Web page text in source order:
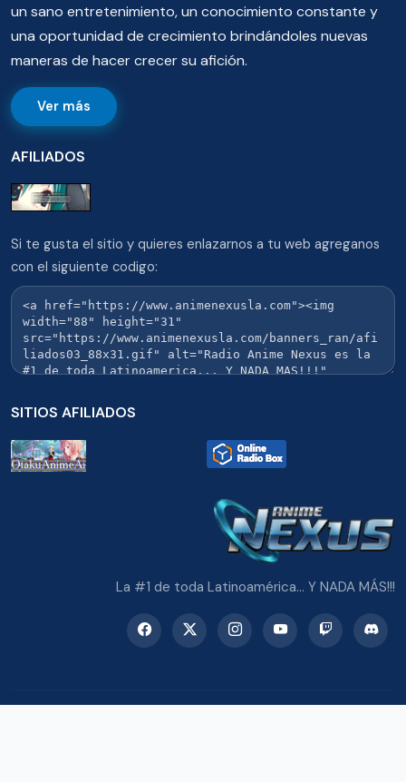
un sano entretenimiento, un conocimiento constante y
una oportunidad de crecimiento brindándoles nuevas
maneras de hacer crecer su afición.
Ver más
AFILIADOS
Si te gusta el sitio y quieres enlazarnos a tu web agreganos
con el siguiente codigo:
SITIOS AFILIADOS
La #1 de toda Latinoamérica... Y NADA MÁS!!!